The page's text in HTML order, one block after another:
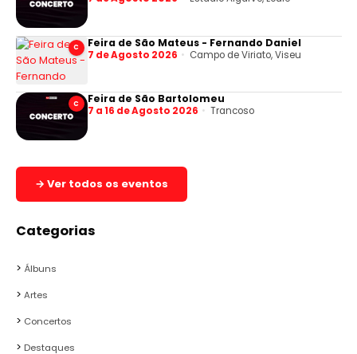
C Feira de São Mateus - Fernando Daniel
7 de Agosto 2026 Campo de Viriato, Viseu
C Feira de São Bartolomeu
7 a 16 de Agosto 2026 Trancoso
→ Ver todos os eventos
Categorias
Álbuns
Artes
Concertos
Destaques